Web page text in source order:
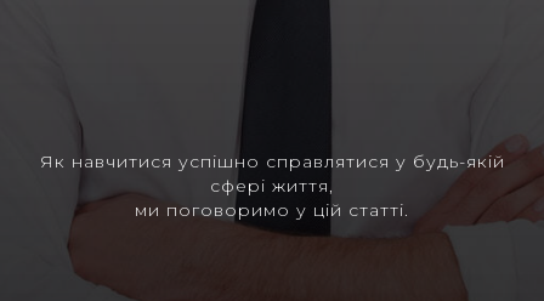
Як навчитися успішно справлятися у будь-якій
сфері життя,
ми поговоримо у цій статті.